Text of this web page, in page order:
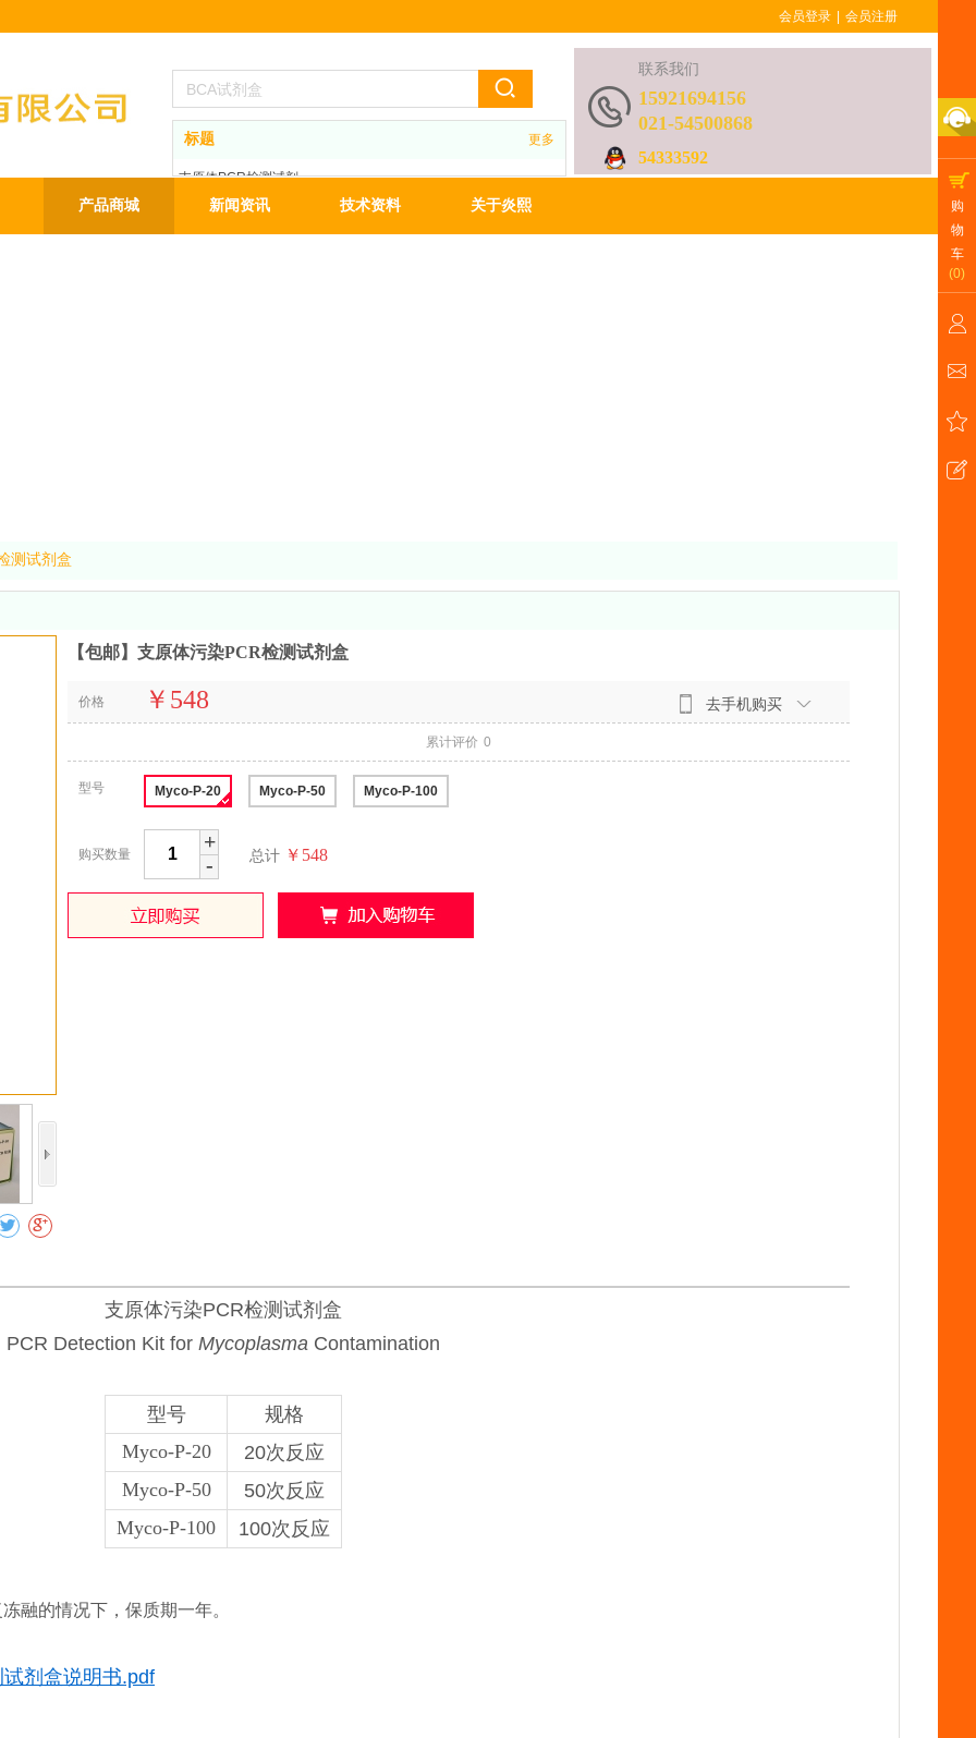
联系我们
54333592
15921694156
021-54500868
标题 更多
支原体PCR检测试剂
BCA蛋白定量试剂盒
产品商城 新闻资讯 技术资料 关于炎熙
会员登录 会员注册
测试剂盒
【包邮】支原体污染PCR检测试剂盒
去手机购买
价格 ￥548
累计评价 0
型号 Myco-P-20 Myco-P-50 Myco-P-100
购买数量 -
+
总计 ￥548
支原体污染PCR检测试剂盒
PCR Detection Kit for Mycoplasma Contamination
型号
规格
Myco-P-20
20次反应
Myco-P-50
50次反应
Myco-P-100
100次反应
融的情况下，保质期一年。
剂盒说明书.pdf
购
物
车
(0)